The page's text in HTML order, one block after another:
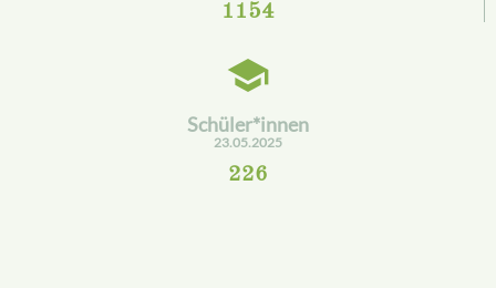
1154
school
Schüler*innen
23.05.2025
226